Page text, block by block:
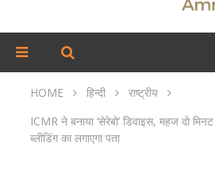
HOME हिन्दी
राष्ट्रीय
ICMR ने बनाया ‘सेरेबो’ डिवाइस, महज दो
ब्लीडिंग का लगाएगा पता